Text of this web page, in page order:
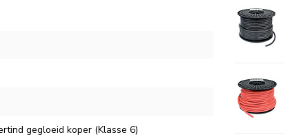
gegloeid koper (Klasse 6)